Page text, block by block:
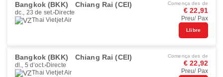
Bangkok (BKK) Chiang Rai (CEI)
dc., 23 de set. Directe
Thai Vietjet Air
Comença des de
€ 22,91
Preu/ Pax
Llibre
Bangkok (BKK) Chiang Rai (CEI)
dl., 5 d’oct. Directe
Thai Vietjet Air
Comença des de
€ 22,92
Preu/ Pax